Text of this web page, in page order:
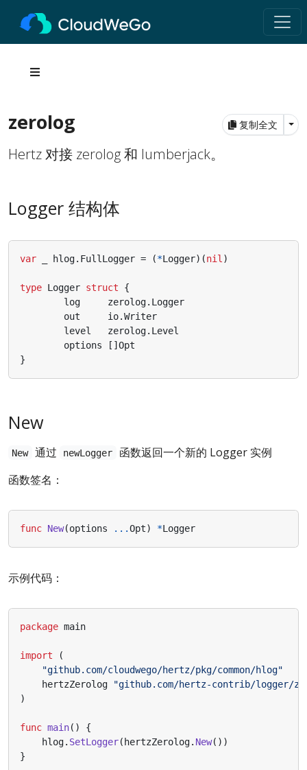
复制全文
zerolog
Hertz 对接 zerolog 和 lumberjack。
Logger 结构体
var hlog. FullLogger = (*Logger)(nil)
type Logger struct
{
log
zerolog. Logger
out
io.Writer
level
zerolog. Level
options
[] Opt
}
New
New 通过 newLogger
函数返回一个新的 Logger 实例
函数签名：
func New(options ...Opt) *Logger
示例代码：
package main
import
(
"github.com/cloudwego/hertz/pkg/common/hlog"
hertzZerolog
"github.com/hertz-contrib/logger/
)
func main()
{
hlog. SetLogger(hertzZerolog. New())
}